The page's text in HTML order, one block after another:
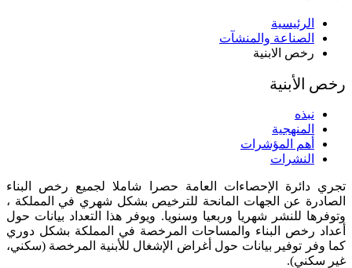
الرئيسية
الصناعة والمنشآت
رخص الابنية
رخص الأبنية
نبذه
المنهجية
أهم المؤشرات
النشرات
تجري دائرة الإحصاءات العامة حصرا شاملا لجميع رخص البناء
الصادرة عن الجهات المانحة للترخيص بشكل شهري في المملكة ،
وتوفرها للنشر شهريا وربعيا وسنويا. ويوفر هذا التعداد بيانات حول
أعداد رخص البناء والمساحات المرخصة في المملكة بشكل دوري
كما وفر توفير بيانات حول أغراض الإشغال للأبنية المرخصة (سكني،
غير سكني).